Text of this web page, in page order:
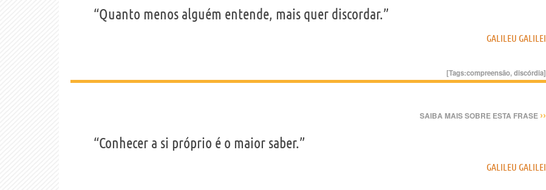
“Quanto menos alguém entende, mais quer discordar.”
GALILEU GALILEI
[Tags:compreensão,discórdia]
SAIBA MAIS SOBRE ESTA FRASE ››
“Conhecer a si próprio é o maior saber.”
GALILEU GALILEI